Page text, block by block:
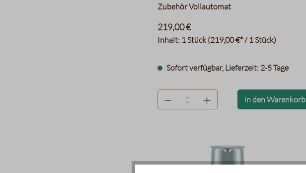
Zubehör Vollautomat
Inhalt: 1 Stück(219,00 €* / 1 Stück)
219,00 €
Sofort verfügbar, Lieferzeit: 2-5 Tage
product.quantityLabel In den Warenkorb